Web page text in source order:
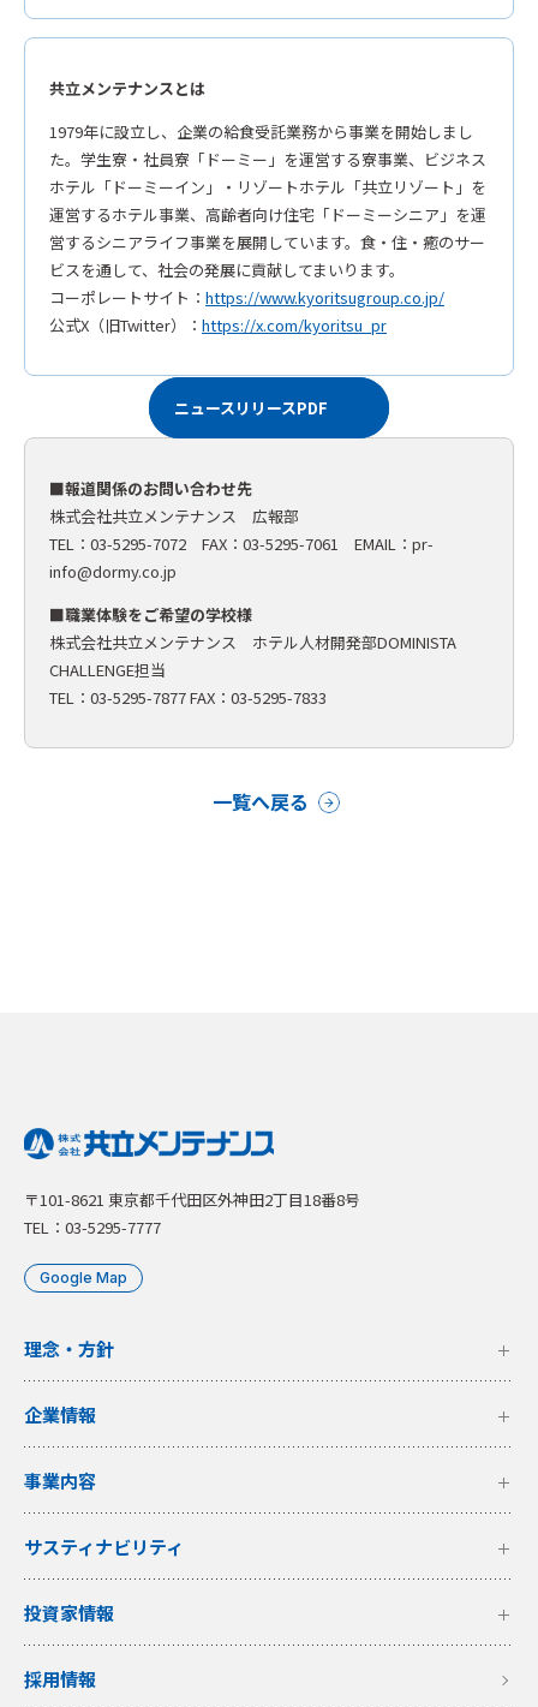
共立メンテナンスとは
1979年に設立し、企業の給食受託業務から事業を開始しまし
た。学生寮・社員寮「ドーミー」を運営する寮事業、ビジネス
ホテル「ドーミーイン」・リゾートホテル「共立リゾート」を
運営するホテル事業、高齢者向け住宅「ドーミーシニア」を運
営するシニアライフ事業を展開しています。食・住・癒のサー
ビスを通して、社会の発展に貢献してまいります。
コーポレートサイト： https://www.kyoritsugroup.co.jp/
公式X（旧Twitter）： https://x.com/kyoritsu_pr
ニュースリリースPDF
■報道関係のお問い合わせ先
株式会社共立メンテナンス 広報部
TEL：03-5295-7072 FAX：03-5295-7061 EMAIL： pr-
info@dormy.co.jp
■職業体験をご希望の学校様
株式会社共立メンテナンス ホテル人材開発部DOMINISTA
CHALLENGE担当
TEL：03-5295-7877 FAX：03-5295-7833
一覧へ戻る
〒101-8621 東京都千代田区外神田2丁目18番8号
TEL：03-5295-7777
Google Map
理念・方針
企業情報
事業内容
サスティナビリティ
投資家情報
採用情報